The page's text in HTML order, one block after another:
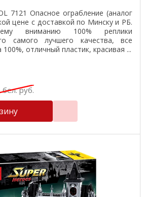
7121 Опасное ограбление (аналог
цене с доставкой по Минску и РБ.
вниманию 100% реплики
самого лучшего качества, все
отличный пластик, красивая ...
бел. руб.